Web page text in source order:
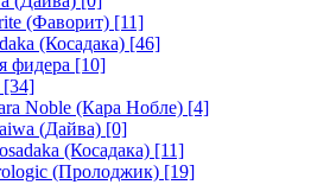
(Фаворит) [11]
(Косадака) [46]
фидера [10]
[34]
Noble (Кара Нобле) [4]
(Дайва) [0]
(Косадака) [11]
(Пролоджик) [19]